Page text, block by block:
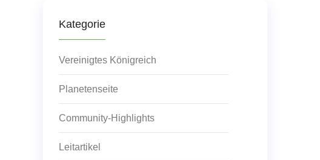
Kategorie
Vereinigtes Königreich
Planetenseite
Community-Highlights
Leitartikel